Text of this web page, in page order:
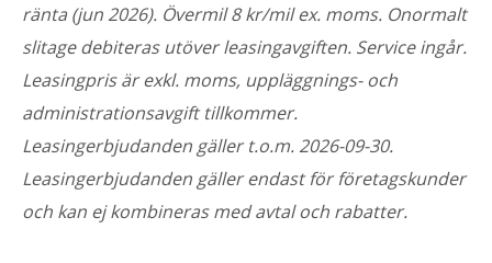
ränta (jun 2026). Övermil 8 kr/mil ex. moms. Onormalt
slitage debiteras utöver leasingavgiften. Service ingår.
Leasingpris är exkl. moms, uppläggnings- och
administrationsavgift tillkommer.
Leasingerbjudanden gäller t.o.m. 2026-09-30.
Leasingerbjudanden gäller endast för företagskunder
och kan ej kombineras med avtal och rabatter.